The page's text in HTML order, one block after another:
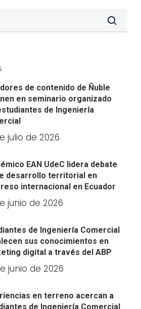
de contenido de Ñuble
en seminario organizado
de Ingeniería
julio de 2026
EAN UdeC lidera debate
desarrollo territorial en
internacional en Ecuador
junio de 2026
de Ingeniería Comercial
sus conocimientos en
digital a través del ABP
junio de 2026
en terreno acercan a
de Ingeniería Comercial